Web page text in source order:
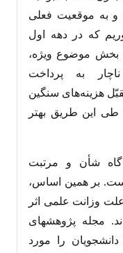
به موقعیت فعلی
که در دهه اول
بخش موضوع ویژه،
به پرداخت
هزینه‌های سنگین
این طریق بهتر
شأن و مرتبت
است. بر همین اساس،
وزانت علمی اثر
مجله پژوهشهای
را مورد